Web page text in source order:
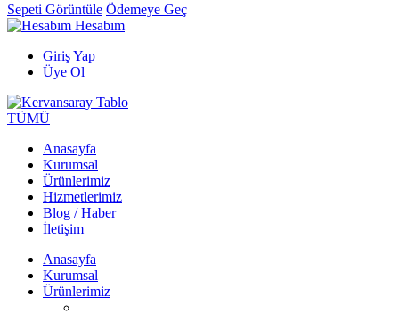
Sepeti Görüntüle Ödemeye Geç
Hesabım
Giriş Yap
Üye Ol
TÜMÜ
Anasayfa
Kurumsal
Ürünlerimiz
Hizmetlerimiz
Blog / Haber
İletişim
Anasayfa
Kurumsal
Ürünlerimiz